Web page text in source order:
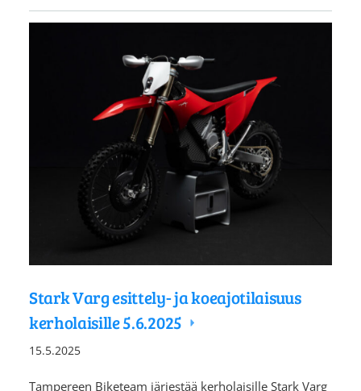
Stark Varg esittely- ja koeajotilaisuus
kerholaisille 5.6.2025
15.5.2025
Tampereen Biketeam järjestää kerholaisille Stark Varg